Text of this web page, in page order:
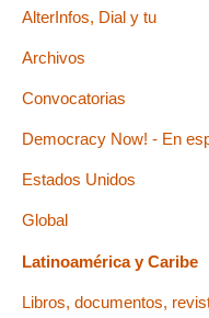
AlterInfos, Dial y tu
Archivos
Convocatorias
Democracy Now! - En
Estados Unidos
Global
Latinoamérica y Caribe
Libros, documentos,